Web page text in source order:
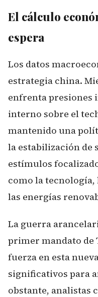
El cálculo
espera
Los datos
estrategia china.
enfrenta presiones
interno sobre el
mantenido una
la estabilización de
estímulos
como la
las energías
La guerra
primer mandato de
fuerza en esta
significativos para
obstante, analistas